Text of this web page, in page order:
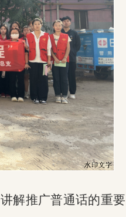
讲解推广普通话的重要